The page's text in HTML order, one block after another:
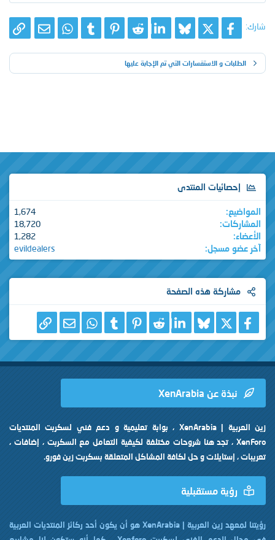
شارك: فيسبوك
X
Bluesky
LinkedIn
Reddit
Pinterest
Tumblr
WhatsApp
البريد
الطلبات و الاستفسارات التي تم الإجابة عليها
إحصائيات المنتدى
المواضيع
1,674
المشاركات
18,720
الأعضاء
1,282
آخر عضو مسجل
evildealers
مشاركة هذه الصفحة
فيسبوكBluesky
LinkedIn
Reddit
Pinterest
Tumblr
WhatsAppالبريد الإلكتروني
نبذة عن XenArabia
زين العربية | XenArabia ، بوابة تعليمية و دعم فني لسكربت المنتديات
XenForo ، تجد هنا شروحات مختلفة لكيفية التعامل مع السكربت ، إضافات ،
تعريبات ، إستايلات و حل لكافة المشاكل المتعلقة بسكربت زين فورو.
رؤية مستقبلية
رؤيتنا لمعهد زين العربية | XenArabia هو أن يكون أحد ركائز المنتديات العربية